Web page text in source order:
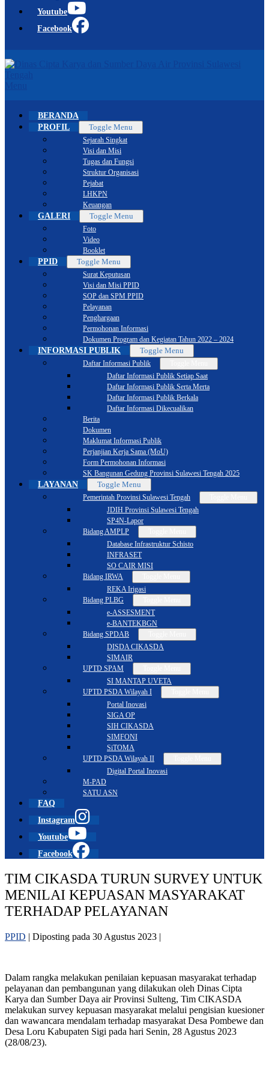
Youtube
Facebook
BERANDA
PROFIL
Toggle Menu
Sejarah Singkat
Visi dan Misi
Tugas dan Fungsi
Struktur Organisasi
Pejabat
LHKPN
Keuangan
GALERI Toggle Menu
Foto
Video
Booklet
PPID Toggle Menu
Surat Keputusan
Visi dan Misi PPID
SOP dan SPM PPID
Pelayanan
Penghargaan
Permohonan Informasi
Dokumen Program dan Kegiatan Tahun 2022 – 2024
INFORMASI PUBLIK Toggle Menu
Daftar Informasi Publik
Daftar Informasi Publik Setiap Saat
Daftar Informasi Publik Serta Merta
Daftar Informasi Publik Berkala
Daftar Informasi Dikecualikan
Berita
Dokumen
Maklumat Informasi Publik
Perjanjian Kerja Sama (MoU)
Form Permohonan Informasi
SK Bangunan Gedung Provinsi Sulawesi Tengah 2025
LAYANAN Toggle Menu
Pemerintah Provinsi Sulawesi Tengah
JDIH Provinsi Sulawesi Tengah
SP4N-Lapor
Bidang AMPLP
Database Infrastruktur Schisto
INFRASET
SO CAIR MISI
Bidang IRWA
REKA Irigasi
Bidang PLBG
e-ASSESMENT
e-BANTEKBGN
Bidang SPDAB
DISDA CIKASDA
SIMAIR
UPTD SPAM
SI MANTAP UVETA
UPTD PSDA Wilayah I
Portal Inovasi
SIGA OP
SIH CIKASDA
SIMFONI
SiTOMA
UPTD PSDA Wilayah II
Digital Portal Inovasi
M-PAD
SATU ASN
FAQ
Instagram
Youtube
Facebook
TIM CIKASDA TURUN SURVEY UNTUK
MENILAI KEPUASAN MASYARAKAT
TERHADAP PELAYANAN
PPID | Diposting pada 30 Agustus 2023 |
Dalam rangka melakukan penilaian kepuasan masyarakat terhadap
pelayanan dan pembangunan yang dilakukan oleh Dinas Cipta
Karya dan Sumber Daya air Provinsi Sulteng, Tim CIKASDA
melakukan survey kepuasan masyarakat melalui pengisian kuesioner
dan wawancara mendalam terhadap masyarakat Desa Pombewe dan
Desa Loru Kabupaten Sigi pada hari Senin, 28 Agustus 2023
(28/08/23).